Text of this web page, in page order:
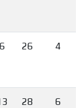
6 26 4
28 6